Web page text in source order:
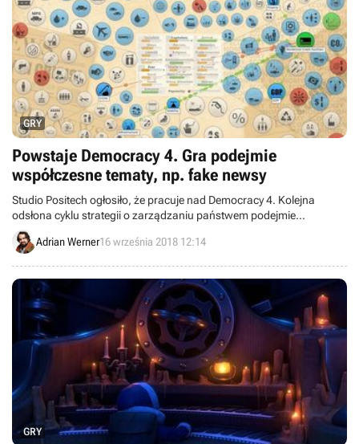
GRY
Powstaje Democracy 4. Gra podejmie
współczesne tematy, np. fake newsy
Studio Positech ogłosiło, że pracuje nad Democracy 4. Kolejna
odsłona cyklu strategii o zarządzaniu państwem podejmie
współczesne problemy, takie jak fake newsy, a podstawowa wersja
gry zawierać ma także ulepszenia i nowości, które do trzeciej części
Adrian Werner16 września 2018 12:14
GRY